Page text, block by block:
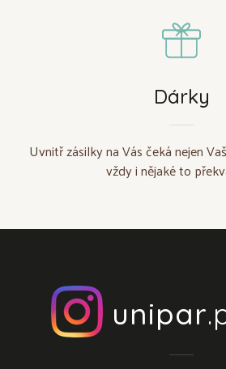
Dárky
Uvnitř zásilky na Vás čeká nejen
vždy i nějaké to
unipar